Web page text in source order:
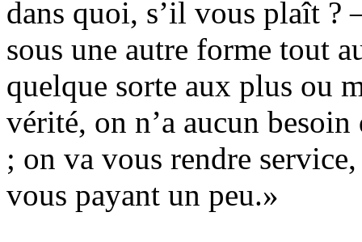
dans quoi, s’il vous plaît ?
sous une autre forme tout
quelque sorte aux plus ou
vérité, on n’a aucun
; on va vous rendre
vous payant un peu.»